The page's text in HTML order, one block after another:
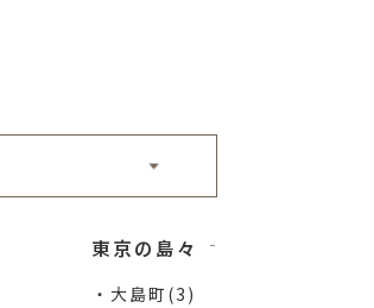
東京の島々
・大島町(3)